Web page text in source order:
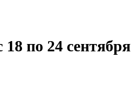
по 24 сентября